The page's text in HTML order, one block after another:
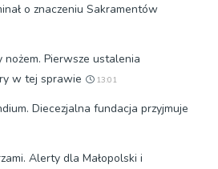
o znaczeniu Sakramentów
nożem. Pierwsze ustalenia
w tej sprawie
13:01
Diecezjalna fundacja przyjmuje
Alerty dla Małopolski i